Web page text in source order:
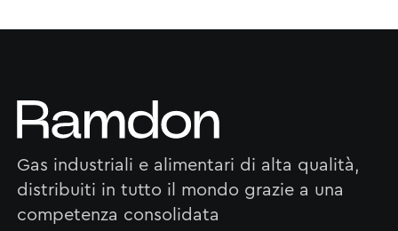
Gas industriali e alimentari di alta qualità,
distribuiti in tutto il mondo grazie a una
competenza consolidata